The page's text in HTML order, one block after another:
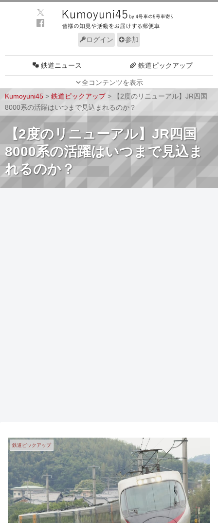
ログイン 参加
全コンテンツを表示
鉄道ニュース 鉄道ピックアップ
車両技術
ルール サイトについて
Kumoyuni45 > 鉄道ピックアップ>
【2度のリニューアル】JR四国
8000系の活躍はいつまで見込まれるのか？
【2度のリニューアル】JR四国
8000系の活躍はいつまで見込ま
れるのか？
鉄道ピックアップ